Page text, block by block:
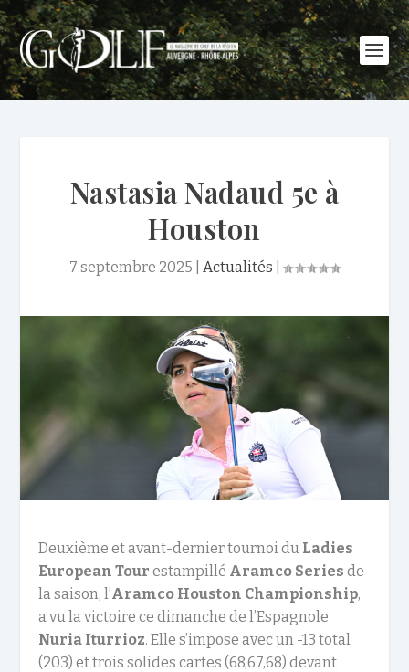
Nastasia Nadaud 5e à
Houston
7 septembre 2025 Actualités
Deuxième et avant-dernier tournoi du Ladies
European Tour estampillé Aramco Series de
la saison, l’Aramco Houston Championship,
a vu la victoire ce dimanche de l’Espagnole
Nuria Iturrioz. Elle s’impose avec un -13 total
(203) et trois solides cartes (68,67,68) devant